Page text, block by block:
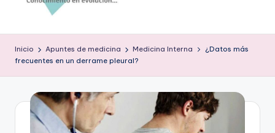
o
m
m
estudio,
tips
Inicio Apuntes de medicina Medicina Interna
¿Datos más
frecuentes en un derrame pleural?